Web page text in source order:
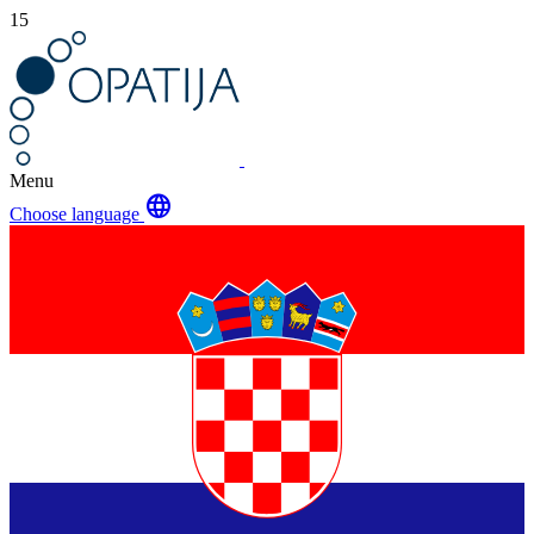
15
Menu
Choose language language